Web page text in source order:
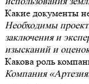
Какие документы
Необходимы
заключения и
изысканий и
Какова роль
Компания